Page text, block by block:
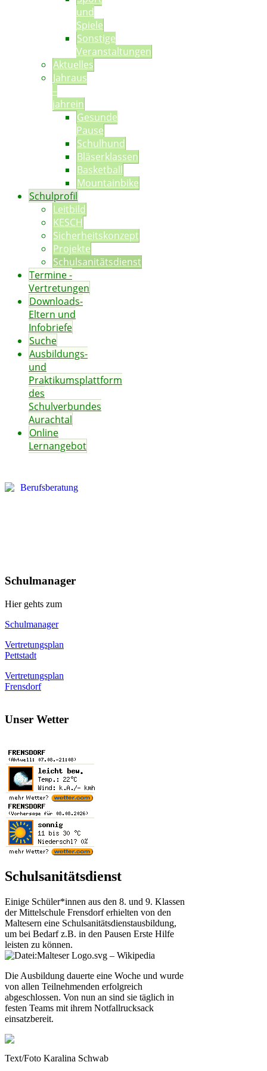
und
Spiele
Sonstige
Veranstaltungen
Aktuelles
Jahraus
–
jahrein
Gesunde
Pause
Schulhund
Bläserklassen
Basketball
Mountainbike
Schulprofil
Leitbild
KESCH
Sicherheitskonzept
Projekte
Schulsanitätsdienst
Termine -
Vertretungen
Downloads-
Eltern und
Infobriefe
Suche
Ausbildungs-
und
Praktikumsplattform
des
Schulverbundes
Aurachtal
Online
Lernangebot
Schulmanager
Hier gehts zum
Schulmanager
Vertretungsplan
Pettstadt
Vertretungsplan
Frensdorf
Unser Wetter
Schulsanitätsdienst
Einige Schüler*innen aus den 8. und 9. Klassen
der Mittelschule Frensdorf erhielten von den
Maltesern eine Schulsanitätsdienstausbildung,
um bei Bedarf z.B. in den Pausen Erste Hilfe
leisten zu können.
Die Ausbildung dauerte eine Woche und wurde
von allen Teilnehmenden erfolgreich
abgeschlossen. Von nun an sind sie täglich in
festen Teams mit ihrem Notfallrucksack
einsatzbereit.
Text/Foto Karalina Schwab